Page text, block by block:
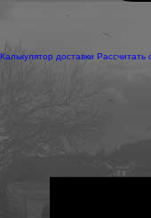
Калькулятор доставки Рассчитать